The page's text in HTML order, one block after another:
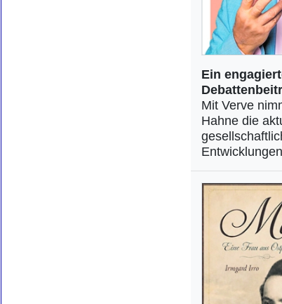
Ein
Mit Verve
Hahne die